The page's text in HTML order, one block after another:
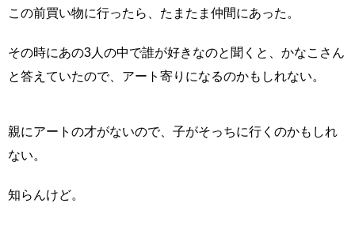
この前買い物に行ったら、たまたま仲間にあった。
その時にあの3人の中で誰が好きなのと聞くと、かなこさん
と答えていたので、アート寄りになるのかもしれない。
親にアートの才がないので、子がそっちに行くのかもしれ
ない。
知らんけど。